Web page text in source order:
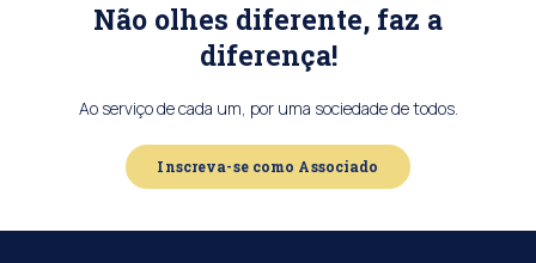
Não olhes diferente, faz a
diferença!
Ao serviço de cada um, por uma sociedade de todos.
Inscreva-se como Associado